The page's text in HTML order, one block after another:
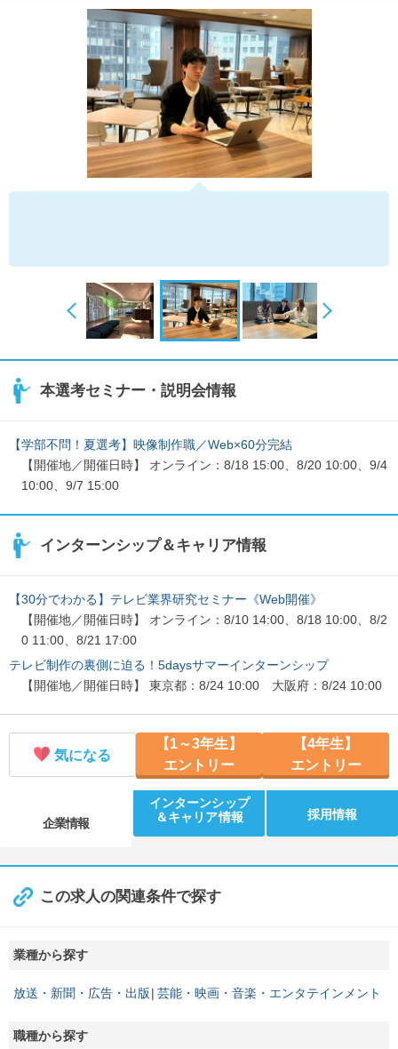
本選考セミナー・説明会情報
【学部不問！夏選考】映像制作職／Web×60分完結
【開催地／開催日時】 オンライン：8/18 15:00、8/20 10:00、9/4
10:00、9/7 15:00
インターンシップ＆キャリア情報
【30分でわかる】テレビ業界研究セミナー《Web開催》
【開催地／開催日時】 オンライン：8/10 14:00、8/18 10:00、8/2
0 11:00、8/21 17:00
テレビ制作の裏側に迫る！5daysサマーインターンシップ
【開催地／開催日時】 東京都：8/24 10:00 大阪府：8/24 10:00
気になる
【1～3年生】
エントリー
【4年生】
エントリー
企業情報
インターンシップ
＆キャリア情報
採用情報
この求人の関連条件で探す
業種から探す
放送・新聞・広告・出版 芸能・映画・音楽・エンタテインメント
職種から探す